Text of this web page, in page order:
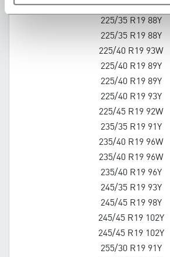
265/35 R18 97Y
225/35 R19 88Y
225/35 R19 88Y
225/40 R19 93W
225/40 R19 89Y
225/40 R19 89Y
225/40 R19 93Y
225/45 R19 92W
235/35 R19 91Y
235/40 R19 96W
235/40 R19 96W
235/40 R19 96Y
245/35 R19 93Y
245/45 R19 98Y
245/45 R19 102Y
245/45 R19 102Y
255/30 R19 91Y